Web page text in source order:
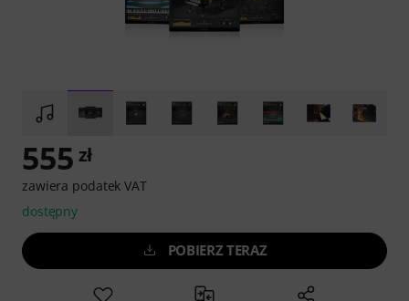
555 zł
zawiera podatek VAT
dostępny
POBIERZ TERAZ